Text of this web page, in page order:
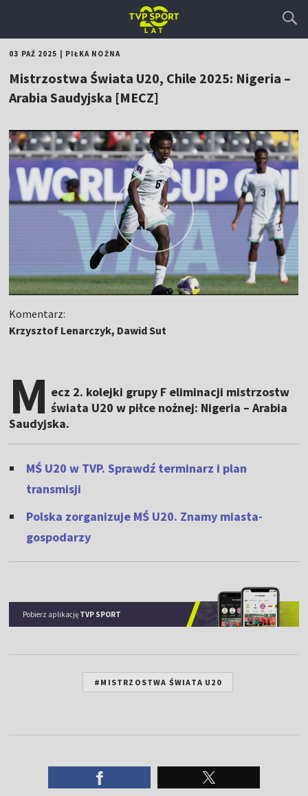
03 PAŹ 2025 PIŁKA NOŻNA
Mistrzostwa Świata U20, Chile 2025: Nigeria –
Arabia Saudyjska [MECZ]
Komentarz:
Krzysztof Lenarczyk, Dawid Sut
M ecz 2. kolejki grupy F eliminacji mistrzostw
świata U20 w piłce nożnej: Nigeria – Arabia
Saudyjska.
MŚ U20 w TVP. Sprawdź terminarz i plan
transmisji
Polska zorganizuje MŚ U20. Znamy miasta-
gospodarzy
Pobierz aplikację TVP SPORT
#MISTRZOSTWA ŚWIATA U20